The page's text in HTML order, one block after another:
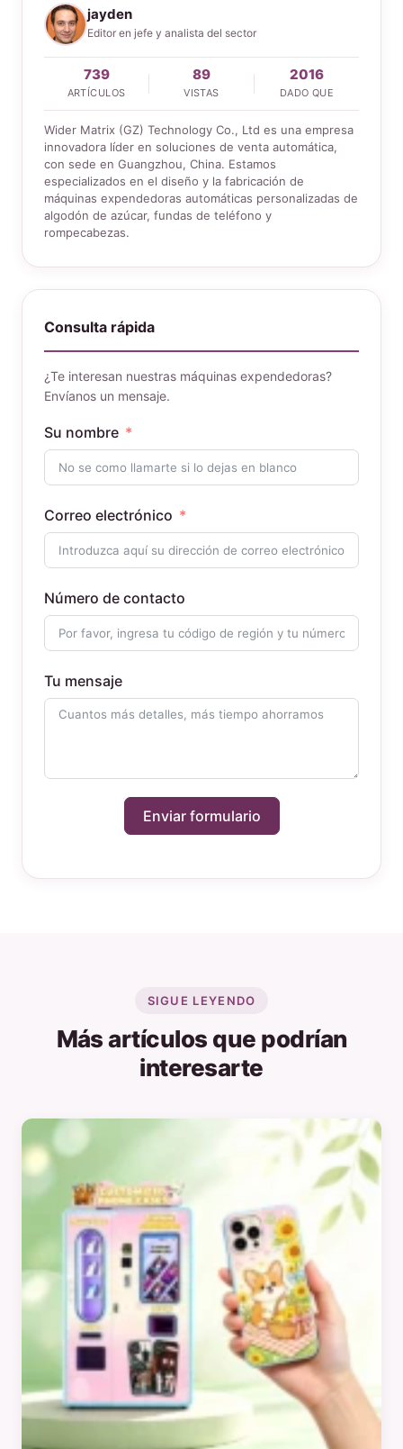
jayden
Editor en jefe y analista del sector
739
ARTÍCULOS
89
VISTAS
2016
DADO QUE
Wider Matrix (GZ) Technology Co., Ltd es una empresa
innovadora líder en soluciones de venta automática,
con sede en Guangzhou, China. Estamos
especializados en el diseño y la fabricación de
máquinas expendedoras automáticas personalizadas de
algodón de azúcar, fundas de teléfono y
rompecabezas.
Consulta rápida
¿Te interesan nuestras máquinas expendedoras?
Envíanos un mensaje.
Su nombre
Correo electrónico
Número de contacto
Tu mensaje
Enviar formulario
SIGUE LEYENDO
Más artículos que podrían
interesarte